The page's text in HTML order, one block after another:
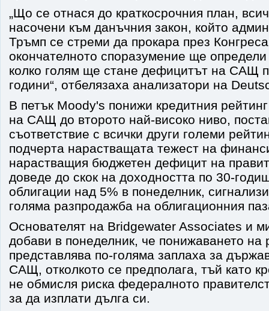
„Що се отнася до краткосрочния план,
насочени към данъчния закон, който
Тръмп се стреми да прокара през
окончателното споразумение ще
колко голям ще стане дефицитът на САЩ
години“, отбелязаха анализатори на
В петък Moody's понижи кредитния
на САЩ до второто най-високо ниво,
съответствие с всички други големи
подчерта нарастващата тежест на
нарастващия бюджетен дефицит на
доведе до скок на доходността по 30-
облигации над 5% в понеделник,
голяма разпродажба на облигационния
Основателят на Bridgewater Associates и
добави в понеделник, че понижаването на
представлява по-голяма заплаха за
САЩ, отколкото се предполага, тъй като
не обмисля риска федералното
за да изплати дълга си.